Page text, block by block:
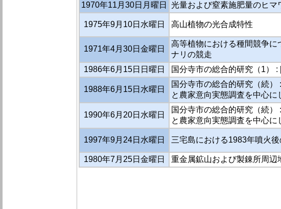
1970年11月30日月曜日
光量および窒素施肥量のヒ
1975年9月10日水曜日 高山植物の光合成特性
1971年4月30日金曜日
高等植物における種間競争に
ナリの競走
1986年6月15日日曜日 国分寺市の総合的研究（1） :
1988年6月15日水曜日
国分寺市の総合的研究（続
と農家意向実態調査を中心に
1990年6月20日水曜日
国分寺市の総合的研究（続
と農家意向実態調査を中心に
1997年9月24日水曜日 三宅島における1983年噴火
1980年7月25日金曜日
重金属鉱山および製錬所周辺